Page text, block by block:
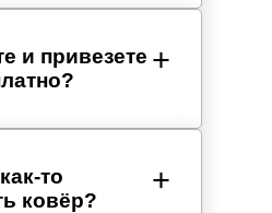
и привезете
то
ковёр?